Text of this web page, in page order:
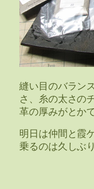
縫い目のバラン
さ、糸の太さの
革の厚みがとか
明日は仲間と霞
乗るのは久しぶり